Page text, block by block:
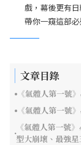
戲，幕後更有
帶你一窺這部必
文章目錄
《氣體人第一號
《氣體人第一號
《氣體人第一號
型大崩壞、最強